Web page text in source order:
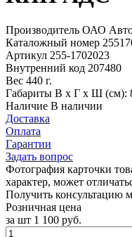
Производитель ОАО
Каталожный номер
Артикул 255-1702023
Внутренний код 207480
Вес 440 г.
Габариты В х Г х Ш (см):
Наличие В наличии
Доставка
Оплата
Гарантии
Задать вопрос
Фотография карточки
характер, может
Получить консультацию
Розничная цена
за шт 1 100 руб.